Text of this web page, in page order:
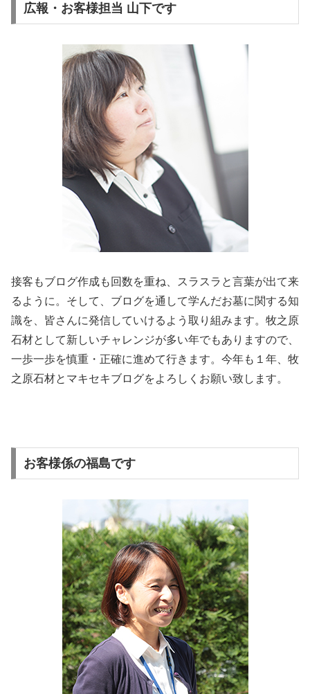
広報・お客様担当 山下です
接客もブログ作成も回数を重ね、スラスラと言葉が出て来
るように。そして、ブログを通して学んだお墓に関する知
識を、皆さんに発信していけるよう取り組みます。牧之原
石材として新しいチャレンジが多い年でもありますので、
一歩一歩を慎重・正確に進めて行きます。今年も１年、牧
之原石材とマキセキブログをよろしくお願い致します。
お客様係の福島です